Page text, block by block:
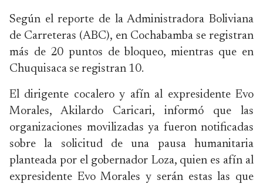
Según el reporte de la Administradora Boliviana
de Carreteras (ABC), en Cochabamba se registran
más de 20 puntos de bloqueo, mientras que en
Chuquisaca se registran 10.
El dirigente cocalero y afín al expresidente Evo
Morales, Akilardo Caricari, informó que las
organizaciones movilizadas ya fueron notificadas
sobre la solicitud de una pausa humanitaria
planteada por el gobernador Loza, quien es afín al
expresidente Evo Morales y serán estas las que